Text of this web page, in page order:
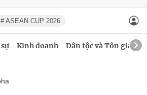
# ASEAN CUP 2026
Kinh doanh Dân tộc và Tôn giáo